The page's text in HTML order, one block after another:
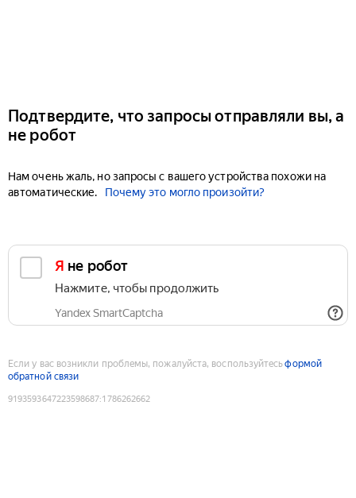
Подтвердите, что запросы отправляли вы, а
не робот
Нам очень жаль, но запросы с вашего устройства похожи на
автоматические.
Почему это могло произойти?
Я не робот
Нажмите, чтобы продолжить
Yandex SmartCaptcha
Если у вас возникли проблемы, пожалуйста, воспользуйтесьформой
обратной связи
9193593647223598687:1786262662